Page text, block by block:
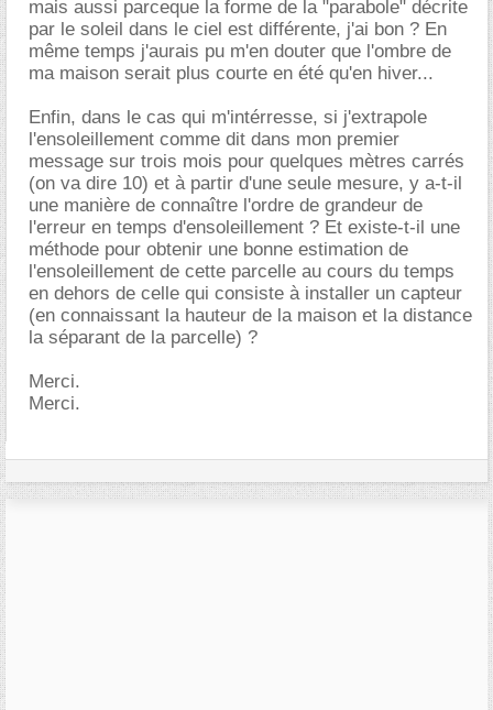
mais aussi parceque la forme de la "parabole" décrite
par le soleil dans le ciel est différente, j'ai bon ? En
même temps j'aurais pu m'en douter que l'ombre de
ma maison serait plus courte en été qu'en hiver...
Enfin, dans le cas qui m'intérresse, si j'extrapole
l'ensoleillement comme dit dans mon premier
message sur trois mois pour quelques mètres carrés
(on va dire 10) et à partir d'une seule mesure, y a-t-il
une manière de connaître l'ordre de grandeur de
l'erreur en temps d'ensoleillement ? Et existe-t-il une
méthode pour obtenir une bonne estimation de
l'ensoleillement de cette parcelle au cours du temps
en dehors de celle qui consiste à installer un capteur
(en connaissant la hauteur de la maison et la distance
la séparant de la parcelle) ?
Merci.
Merci.